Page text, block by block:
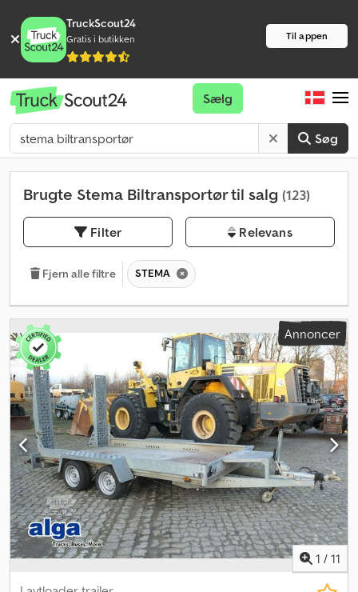
TruckScout24
Gratis i butikken Til appen
Søg
Sælg
Brugte Stema Biltransportør til salg (123)
Filter Relevans
Fjern alle filtre STEMA
Annoncer
1 / 11